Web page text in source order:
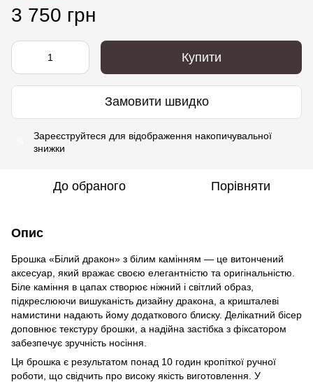
3 750 грн
Купити
Замовити швидко
Зареєструйтеся для відображення накопичувальної
знижки
До обраного Порівняти
Опис
Брошка «Білий дракон» з білим камінням — це витончений
аксесуар, який вражає своєю елегантністю та оригінальністю.
Біле каміння в цапах створює ніжний і світлий образ,
підкреслюючи вишуканість дизайну дракона, а кришталеві
намистини надають йому додаткового блиску. Делікатний бісер
доповнює текстуру брошки, а надійна застібка з фіксатором
забезпечує зручність носіння.
Ця брошка є результатом понад 10 годин кропіткої ручної
роботи, що свідчить про високу якість виготовлення. У